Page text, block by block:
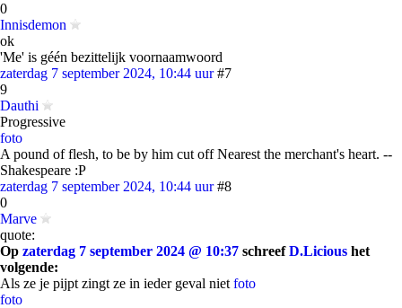
0
Innisdemon
ok
'Me' is géén bezittelijk voornaamwoord
zaterdag 7 september 2024, 10:44 uur #7
9
Dauthi
Progressive
foto
A pound of flesh, to be by him cut off Nearest the merchant's heart. --
Shakespeare :P
zaterdag 7 september 2024, 10:44 uur #8
0
Marve
quote:
Op zaterdag 7 september 2024 @ 10:37 schreefD.Licious het
volgende:
Als ze je pijpt zingt ze in ieder geval niet foto
foto